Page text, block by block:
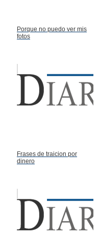
Porque no puedo ver mis
fotos
Frases de traicion por
dinero